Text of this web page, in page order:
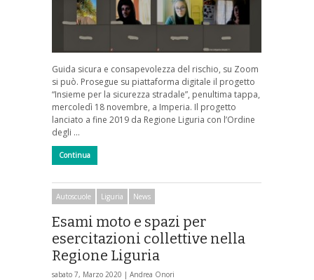
Guida sicura e consapevolezza del rischio, su Zoom
si può. Prosegue su piattaforma digitale il progetto
“Insieme per la sicurezza stradale”, penultima tappa,
mercoledì 18 novembre, a Imperia. Il progetto
lanciato a fine 2019 da Regione Liguria con l’Ordine
degli …
Continua
Autoscuole Liguria News
Esami moto e spazi per
esercitazioni collettive nella
Regione Liguria
sabato 7, Marzo 2020 | Andrea Onori